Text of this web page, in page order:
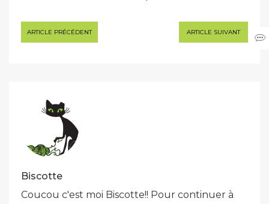
Navigation
de
ARTICLE PRÉCÉDENT ARTICLE SUIVANT
Biscotte
Coucou c'est moi Biscotte!! Pour continuer à